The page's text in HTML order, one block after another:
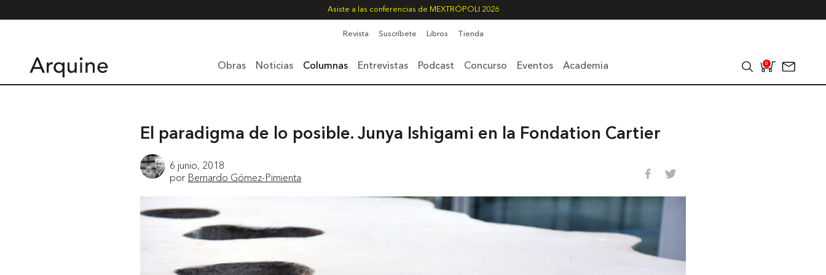
Asiste a las conferencias de MEXTRÓPOLI 2026
Revista Suscríbete Libros Tienda
Obras Noticias Columnas Entrevistas Podcast Concurso Eventos Academia 0
El paradigma de lo posible. Junya Ishigami en la Fondation Cartier
6 junio, 2018
por Bernardo Gómez-Pimienta